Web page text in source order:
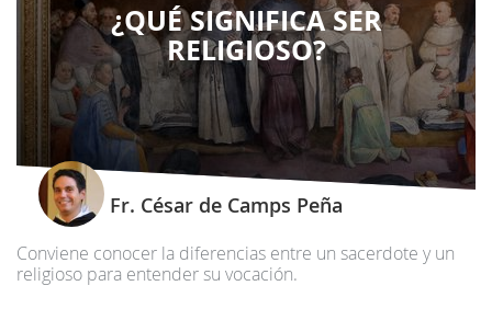
¿QUÉ SIGNIFICA SER
RELIGIOSO?
Fr. César de Camps Peña
Conviene conocer la diferencias entre un sacerdote y un
religioso para entender su vocación.